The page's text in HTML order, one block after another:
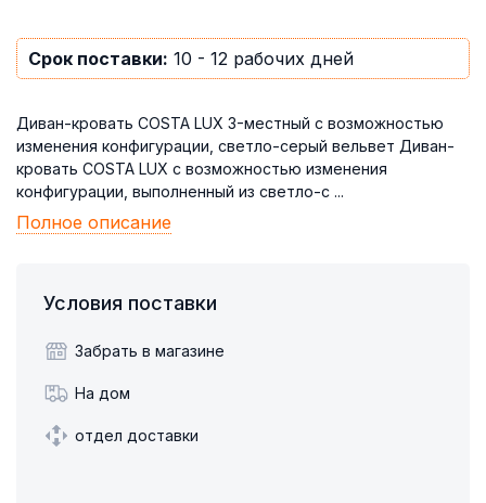
Срок поставки: 10 - 12 рабочих дней
Диван-кровать COSTA LUX 3-местный с возможностью
изменения конфигурации, светло-серый вельвет Диван-
кровать COSTA LUX с возможностью изменения
конфигурации, выполненный из светло-с ...
Полное описание
Условия поставки
Забрать в магазине
На дом
отдел доставки